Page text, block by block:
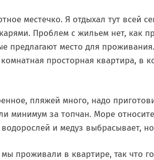
местечко. Я отдыхал тут всей
Проблем с жильем нет, как
предлагают место для
просторная квартира, в
пляжей много, надо
минимум за топчан. Море
и медуз выбрасывает,
мы проживали в квартире, так что